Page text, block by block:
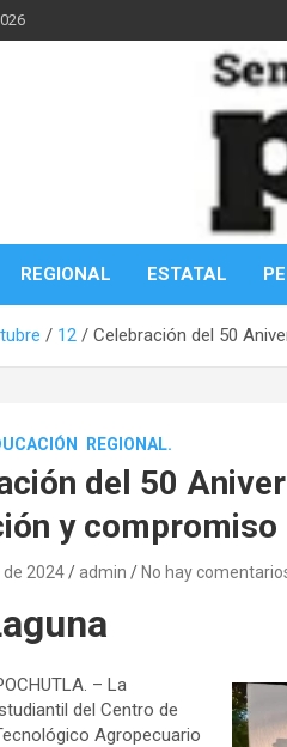
REGIONAL ESTATAL
12 Celebración del 50
REGIONAL.
del 50
y compromiso
2024 admin No hay
– La
del Centro de
Agropecuario